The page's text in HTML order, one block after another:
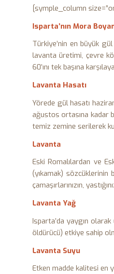
[symple_column
Isparta’nın Mora
Türkiye’nin en büyük
lavanta üretimi, çevre
60’ını tek başına
Lavanta Hasatı
Yörede gül hasatı
ağustos ortasına kadar
temiz zemine serilerek
Lavanta
Eski Romalılardan ve
(yıkamak) sözcüklerinin
çama­şırlarınızın,
Lavanta Yağ
Isparta’da yaygın
öldürücü) etkiye sahip
Lavanta Suyu
Etken madde kalitesi en